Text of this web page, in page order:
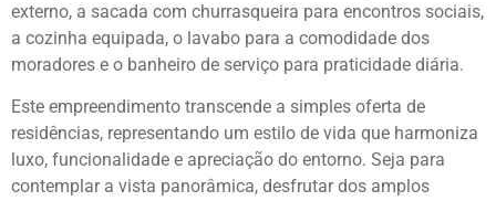
externo, a sacada com churrasqueira para encontros sociais,
a cozinha equipada, o lavabo para a comodidade dos
moradores e o banheiro de serviço para praticidade diária.
Este empreendimento transcende a simples oferta de
residências, representando um estilo de vida que harmoniza
luxo, funcionalidade e apreciação do entorno. Seja para
contemplar a vista panorâmica, desfrutar dos amplos